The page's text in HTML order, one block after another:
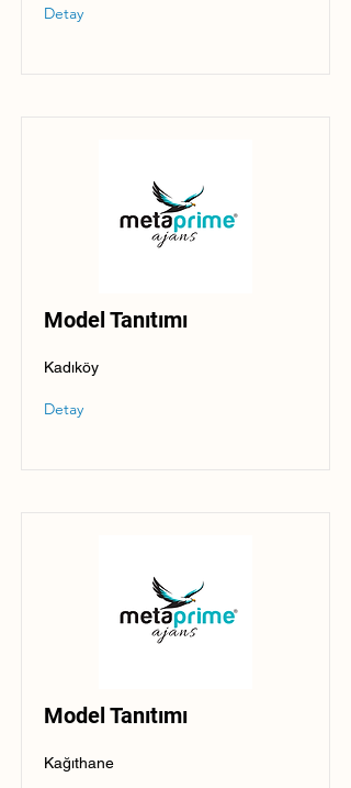
Detay
Model Tanıtımı
Kadıköy
Detay
Model Tanıtımı
Kağıthane